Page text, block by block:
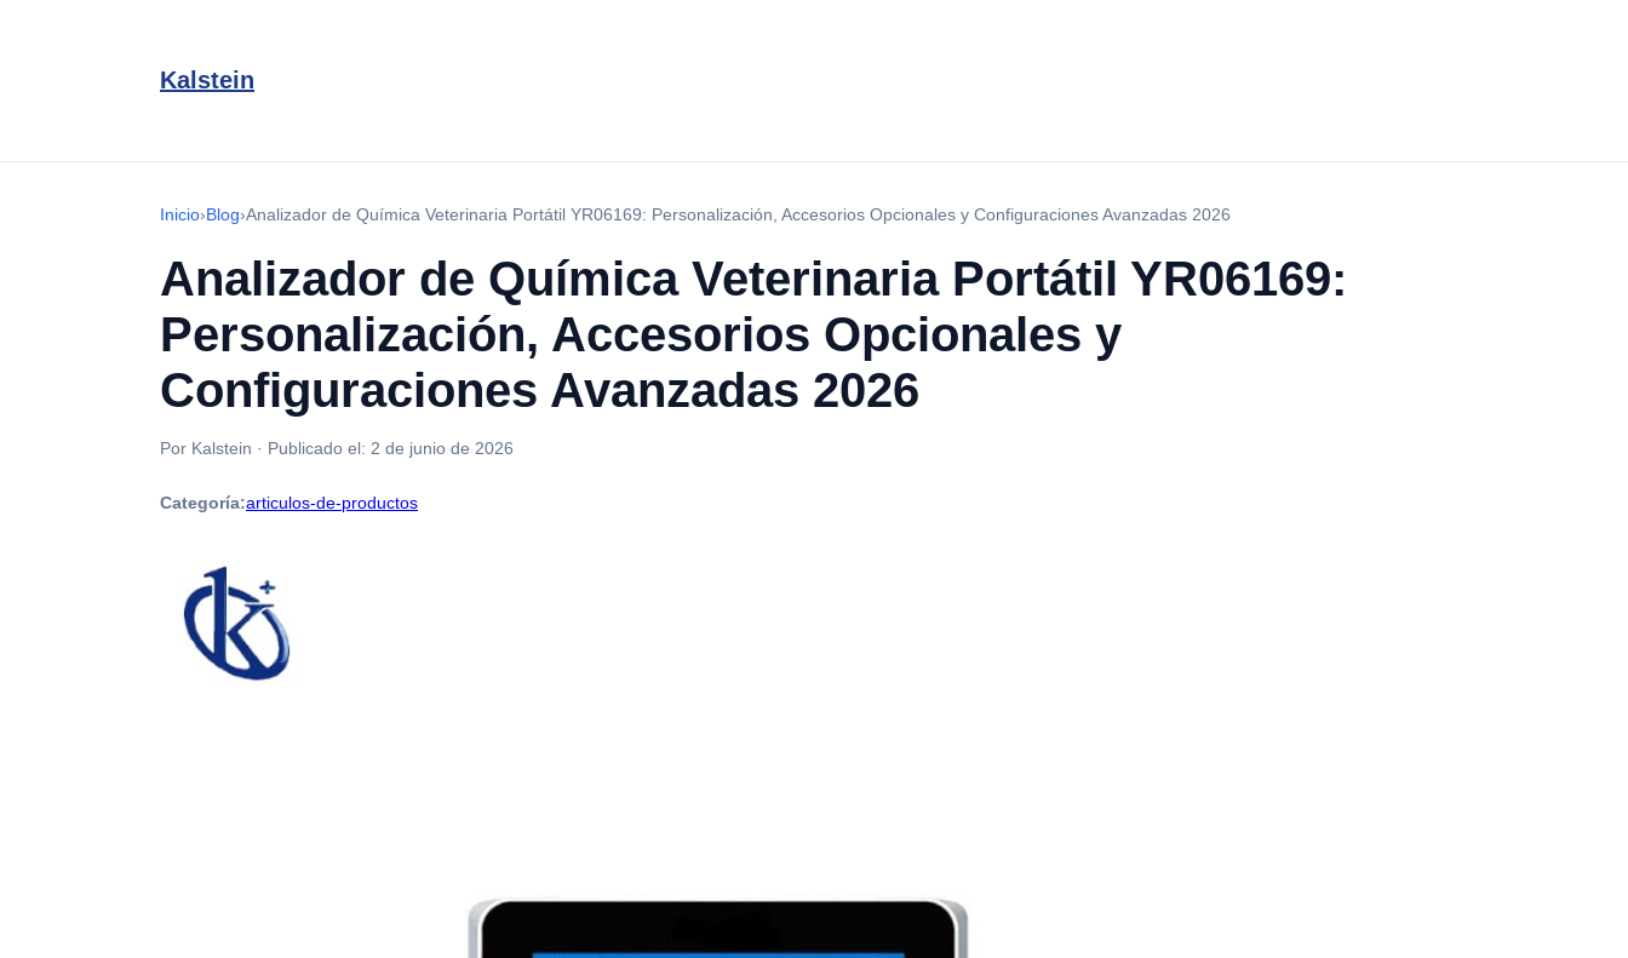
Kalstein
Inicio›Blog›Analizador de Química Veterinaria Portátil YR06169: Personalización, Accesorios Opcionales y Configuraciones Avanzadas 2026
Analizador de Química Veterinaria Portátil YR06169:
Personalización, Accesorios Opcionales y
Configuraciones Avanzadas 2026
Por Kalstein · Publicado el: 2 de junio de 2026
Categoría:articulos-de-productos